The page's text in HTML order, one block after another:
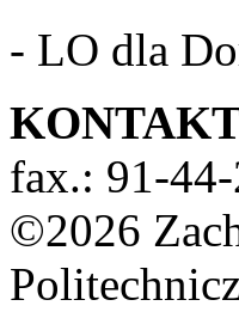
- LO dla
fax.: 91-
©2026